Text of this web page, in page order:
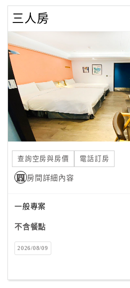
三人房
查詢空房與房價 電話訂房
房間詳細內容
一般專案
不含餐點
2026/08/09